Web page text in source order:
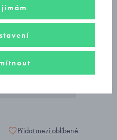
Přidat mezi oblíbené